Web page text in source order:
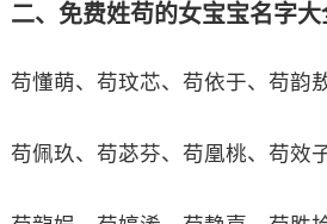
二、免费姓苟的女宝宝名字大
苟懂萌、苟玟芯、苟依于、苟韵
苟佩玖、苟苾芬、苟凰桃、苟效